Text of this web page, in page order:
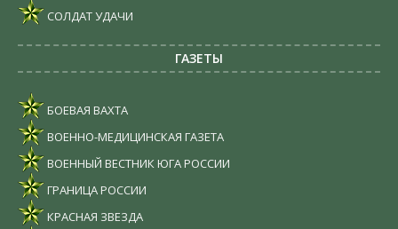
СОЛДАТ УДАЧИ
ГАЗЕТЫ
БОЕВАЯ ВАХТА
ВОЕННО-МЕДИЦИНСКАЯ ГАЗЕТА
ВОЕННЫЙ ВЕСТНИК ЮГА РОССИИ
ГРАНИЦА РОССИИ
КРАСНАЯ ЗВЕЗДА